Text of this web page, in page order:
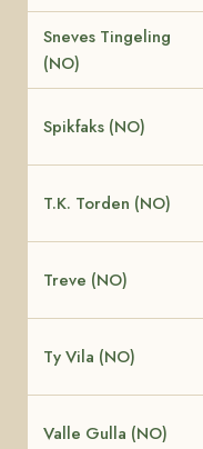
Sneves Tingeling
(NO)
Spikfaks (NO)
T.K. Torden (NO)
Treve (NO)
Ty Vila (NO)
Valle Gulla (NO)